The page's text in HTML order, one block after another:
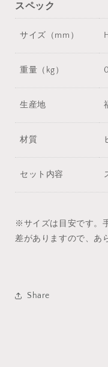
スペック
サイズ（mm）
重量（kg）
生産地
材質
セット内容
※サイズは目安です。
差がありますので、あ
Share